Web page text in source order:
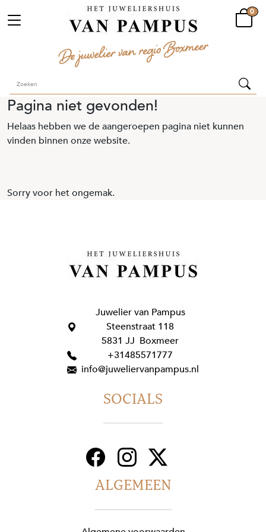
0
Pagina niet gevonden!
Helaas hebben we de aangeroepen pagina niet kunnen
vinden binnen onze website.
Sorry voor het ongemak.
Juwelier van Pampus
Steenstraat 118
5831 JJ Boxmeer
+31485571777
info@juweliervanpampus.nl
ALGEMEEN
SOCIALS